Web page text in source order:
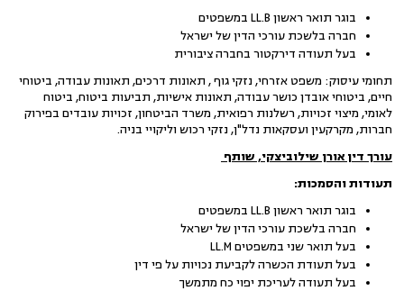
בוגר תואר ראשון LL.B במשפטים
חברה בלשכת עורכי הדין של ישראל
בעל תעודה דירקטור בחברה ציבורית
תחומי עיסוק: משפט אזרחי, נזקי גוף , תאונות דרכים, תאונות עבודה, ביטוחי
חיים, ביטוחי אובדן כושר עבודה, תאונות אישיות, תביעות ביטוח, ביטוח
לאומי, מיצוי זכויות, רשלנות רפואית, משרד הביטחון, זכויות עובדים בפירוק
חברות, מקרקעין ועסקאות נדל"ן, נזקי רכוש וליקויי בניה.
עורך דין אורן שילוביצקי, שותף
תעודות והסמכות:
בוגר תואר ראשון LL.B במשפטים
חברה בלשכת עורכי הדין של ישראל
בעל תואר שני במשפטים LL.M
בעל תעודת הכשרה לקביעת נכויות על פי דין
בעל תעודה לעריכת יפוי כח מתמשך